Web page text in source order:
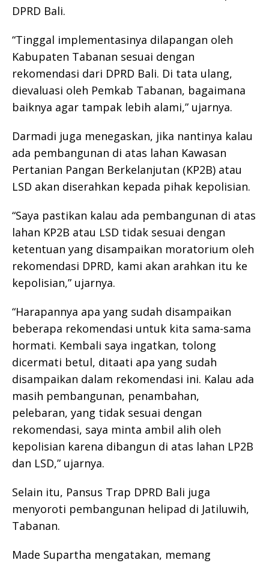
DPRD Bali.
“Tinggal implementasinya dilapangan oleh
Kabupaten Tabanan sesuai dengan
rekomendasi dari DPRD Bali. Di tata ulang,
dievaluasi oleh Pemkab Tabanan, bagaimana
baiknya agar tampak lebih alami,” ujarnya.
Darmadi juga menegaskan, jika nantinya kalau
ada pembangunan di atas lahan Kawasan
Pertanian Pangan Berkelanjutan (KP2B) atau
LSD akan diserahkan kepada pihak kepolisian.
“Saya pastikan kalau ada pembangunan di atas
lahan KP2B atau LSD tidak sesuai dengan
ketentuan yang disampaikan moratorium oleh
rekomendasi DPRD, kami akan arahkan itu ke
kepolisian,” ujarnya.
“Harapannya apa yang sudah disampaikan
beberapa rekomendasi untuk kita sama-sama
hormati. Kembali saya ingatkan, tolong
dicermati betul, ditaati apa yang sudah
disampaikan dalam rekomendasi ini. Kalau ada
masih pembangunan, penambahan,
pelebaran, yang tidak sesuai dengan
rekomendasi, saya minta ambil alih oleh
kepolisian karena dibangun di atas lahan LP2B
dan LSD,” ujarnya.
Selain itu, Pansus Trap DPRD Bali juga
menyoroti pembangunan helipad di Jatiluwih,
Tabanan.
Made Supartha mengatakan, memang